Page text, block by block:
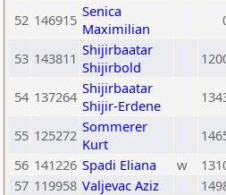
52 146915 Senica
Maximilian
53 143811 Shijirbaatar
Shijirbold
54 137264 Shijirbaatar
Shijir-Erdene
55 125272 Sommerer
Kurt
56 141226 Spadi Eliana w
57 119958 Valjevac Aziz